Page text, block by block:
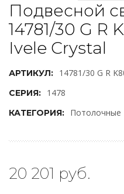
Подвесной
14781/30 G R
Ivele Crystal
АРТИКУЛ: 14781/30 G R
СЕРИЯ: 1478
КАТЕГОРИЯ: Потолочные
20 201 руб.